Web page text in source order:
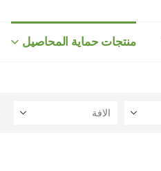
منتجات حماية المحاصيل
الافة